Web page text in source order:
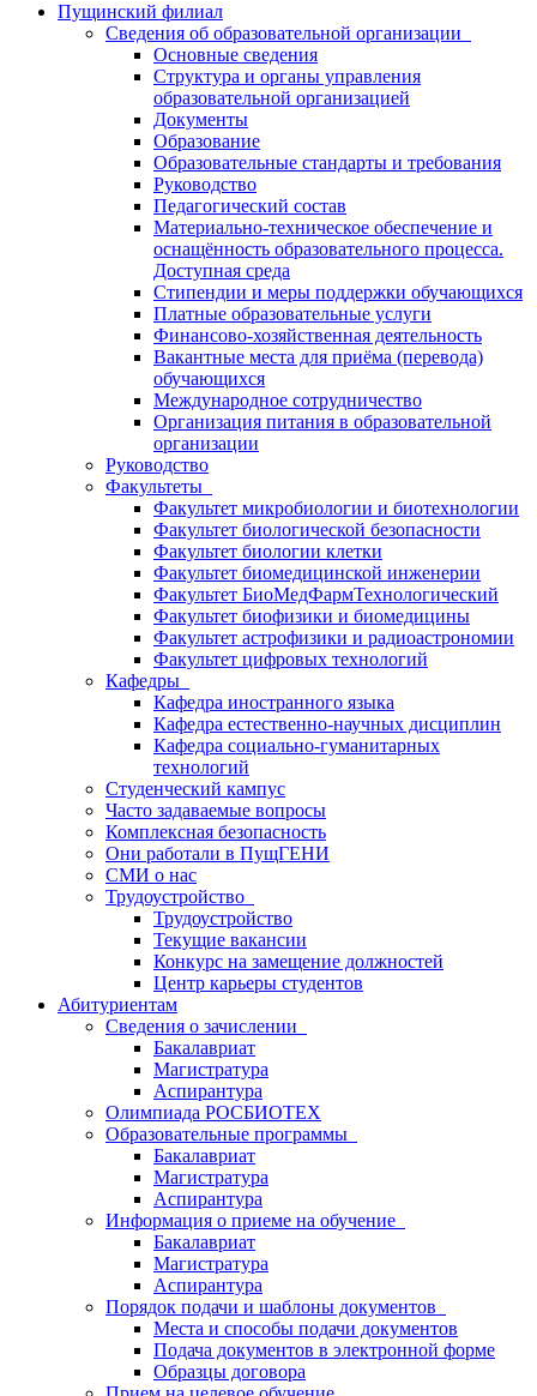
Пущинский филиал
Сведения об образовательной организации
Основные сведения
Структура и органы управления
образовательной организацией
Документы
Образование
Образовательные стандарты и требования
Руководство
Педагогический состав
Материально-техническое обеспечение и
оснащённость образовательного процесса.
Доступная среда
Стипендии и меры поддержки обучающихся
Платные образовательные услуги
Финансово-хозяйственная деятельность
Вакантные места для приёма (перевода)
обучающихся
Международное сотрудничество
Организация питания в образовательной
организации
Руководство
Факультеты
Факультет микробиологии и биотехнологии
Факультет биологической безопасности
Факультет биологии клетки
Факультет биомедицинской инженерии
Факультет БиоМедФармТехнологический
Факультет биофизики и биомедицины
Факультет астрофизики и радиоастрономии
Факультет цифровых технологий
Кафедры
Кафедра иностранного языка
Кафедра естественно-научных дисциплин
Кафедра социально-гуманитарных
технологий
Студенческий кампус
Часто задаваемые вопросы
Комплексная безопасность
Они работали в ПущГЕНИ
СМИ о нас
Трудоустройство
Трудоустройство
Текущие вакансии
Конкурс на замещение должностей
Центр карьеры студентов
Абитуриентам
Сведения о зачислении
Бакалавриат
Магистратура
Аспирантура
Олимпиада РОСБИОТЕХ
Образовательные программы
Бакалавриат
Магистратура
Аспирантура
Информация о приеме на обучение
Бакалавриат
Магистратура
Аспирантура
Порядок подачи и шаблоны документов
Места и способы подачи документов
Подача документов в электронной форме
Образцы договора